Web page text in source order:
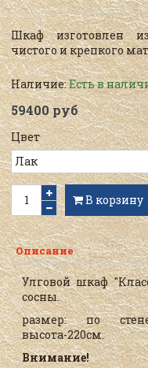
Шкаф изготовлен из
чистого и крепкого
Наличие:Есть в
59400 руб
Цвет
В корзину
Описание
Улговой шкаф
сосны.
размер: по
высота-220см.
Внимание!